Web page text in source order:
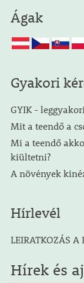
Ágak
Gyakori
GYIK -
Mit a teendő a
Mi a teendő
kiültetni?
A növények
Hírlevél
LEIRATKOZÁS A
Hírek és